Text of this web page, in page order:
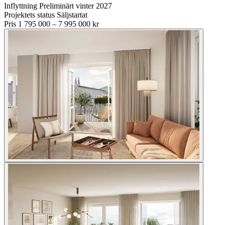
Inflyttning Preliminärt vinter 2027
Projektets status Säljstartat
Pris 1 795 000 – 7 995 000 kr